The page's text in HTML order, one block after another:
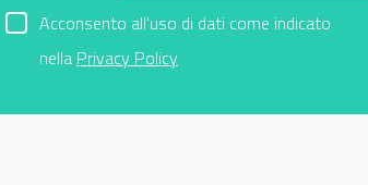
Acconsento all'uso di dati come indicato
nella Privacy Policy